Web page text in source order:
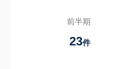
前半期
23件